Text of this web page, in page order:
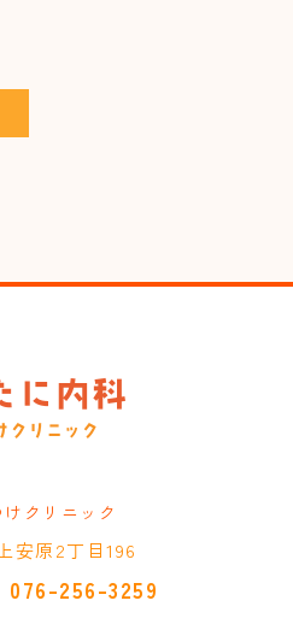
クリニック
安原2丁目196
076-256-3259